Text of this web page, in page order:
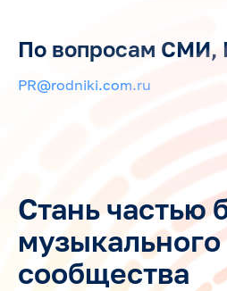
По вопросам СМИ,
PR@rodniki.com.ru
Стань частью
музыкального
сообщества